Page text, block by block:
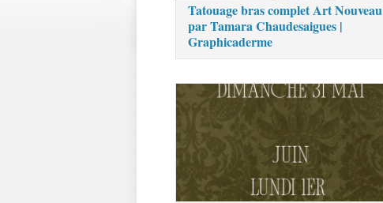
Tatouage bras complet Art Nouveau
par Tamara Chaudesaigues |
Graphicaderme